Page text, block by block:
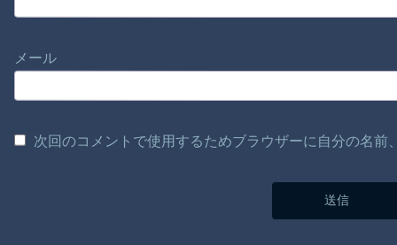
メール
次回のコメントで使用するためブラウザーに自分の名